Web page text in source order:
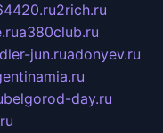
2rich.ru
a380club.ru
jun.ruadonyev.ru
belgorod-day.ru